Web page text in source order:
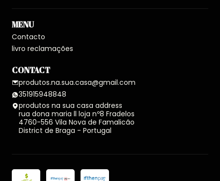
MENU
Contacto
livro reclamações
CONTACT
produtos.na.sua.casa@gmail.com
351915948848
produtos na sua casa address
rua dona maria ll loja nº8 Fradelos
4760-556 Vila Nova de Famalicão
District de Braga - Portugal